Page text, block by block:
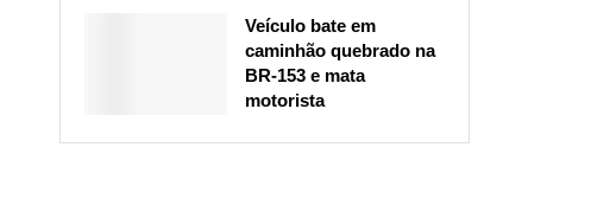
Veículo bate em
caminhão quebrado na
BR-153 e mata
motorista